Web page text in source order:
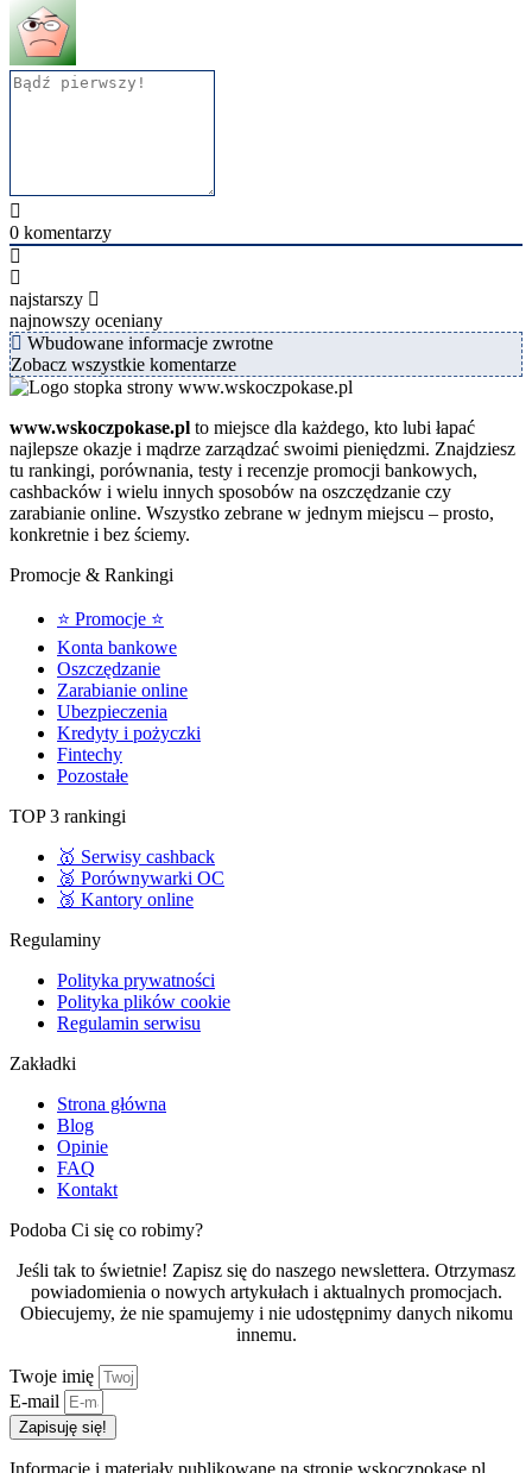
0 komentarzy
najstarszy
najnowszy oceniany
Wbudowane informacje zwrotne
Zobacz wszystkie komentarze
www.wskoczpokase.pl to miejsce dla każdego, kto lubi łapać
najlepsze okazje i mądrze zarządzać swoimi pieniędzmi. Znajdziesz
tu rankingi, porównania, testy i recenzje promocji bankowych,
cashbacków i wielu innych sposobów na oszczędzanie czy
zarabianie online. Wszystko zebrane w jednym miejscu – prosto,
konkretnie i bez ściemy.
Promocje & Rankingi
⭐ Promocje ⭐
Konta bankowe
Oszczędzanie
Zarabianie online
Ubezpieczenia
Kredyty i pożyczki
Fintechy
Pozostałe
TOP 3 rankingi
🥇 Serwisy cashback
🥈 Porównywarki OC
🥉 Kantory online
Regulaminy
Polityka prywatności
Polityka plików cookie
Regulamin serwisu
Zakładki
Strona główna
Blog
Opinie
FAQ
Kontakt
Podoba Ci się co robimy?
Jeśli tak to świetnie! Zapisz się do naszego newslettera. Otrzymasz
powiadomienia o nowych artykułach i aktualnych promocjach.
Obiecujemy, że nie spamujemy i nie udostępnimy danych nikomu
innemu.
Twoje imię
E-mail
Zapisuję się!